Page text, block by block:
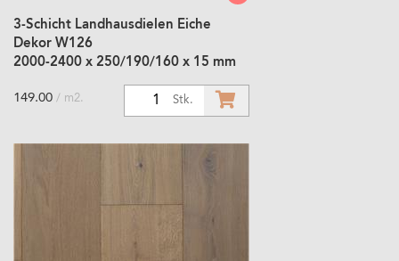
3-Schicht Landhausdielen Eiche
Dekor W126
2000-2400 x 250/190/160 x 15 mm
Stk.
149.00 / m2.